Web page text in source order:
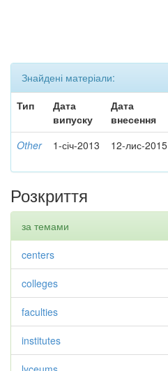
Знайдені матеріали:
Тип
Дата
випуску
Дата
внесення
Other 1-січ-2013 12-лис-2015
Розкриття
за темами
centers
colleges
faculties
institutes